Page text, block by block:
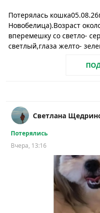
Потерялась
Новобелица).Возраст
вперемешку со светло-
светлый,глаза желто-
Светлана
Потерялись
Вчера, 13:16